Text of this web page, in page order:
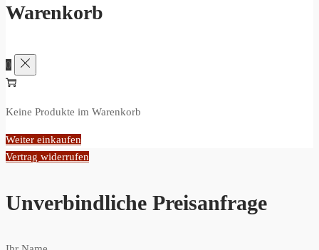
Warenkorb
0
Keine Produkte im Warenkorb
Weiter einkaufen
Vertrag widerrufen
Unverbindliche Preisanfrage